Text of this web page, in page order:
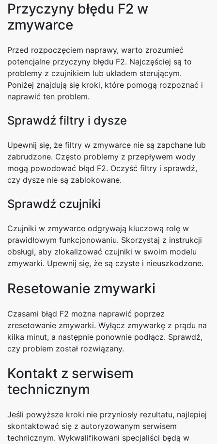
Przyczyny błędu F2 w
zmywarce
Przed rozpoczęciem naprawy, warto zrozumieć
potencjalne przyczyny błędu F2. Najczęściej są to
problemy z czujnikiem lub układem sterującym.
Poniżej znajdują się kroki, które pomogą rozpoznać i
naprawić ten problem.
Sprawdź filtry i dysze
Upewnij się, że filtry w zmywarce nie są zapchane lub
zabrudzone. Często problemy z przepływem wody
mogą powodować błąd F2. Oczyść filtry i sprawdź,
czy dysze nie są zablokowane.
Sprawdź czujniki
Czujniki w zmywarce odgrywają kluczową rolę w
prawidłowym funkcjonowaniu. Skorzystaj z instrukcji
obsługi, aby zlokalizować czujniki w swoim modelu
zmywarki. Upewnij się, że są czyste i nieuszkodzone.
Resetowanie zmywarki
Czasami błąd F2 można naprawić poprzez
zresetowanie zmywarki. Wyłącz zmywarkę z prądu na
kilka minut, a następnie ponownie podłącz. Sprawdź,
czy problem został rozwiązany.
Kontakt z serwisem
technicznym
Jeśli powyższe kroki nie przyniosły rezultatu, najlepiej
skontaktować się z autoryzowanym serwisem
technicznym. Wykwalifikowani specjaliści będą w